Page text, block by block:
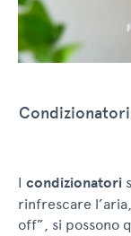
I condizionatori
rinfrescare
off”, si possono